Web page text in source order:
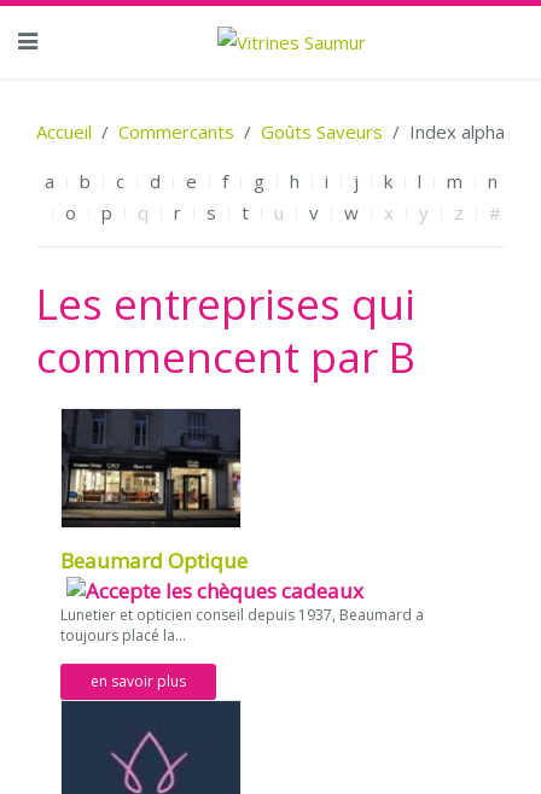
Accueil Commercants Goûts Saveurs Index alpha
a b c d e f g h i j k l m
n
o
p q r s t u v w x y z #
Les entreprises qui
commencent par B
Beaumard Optique
Lunetier et opticien conseil depuis 1937, Beaumard a
toujours placé la...
en savoir plus